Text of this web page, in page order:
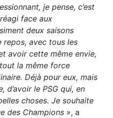
je pense, c’est
face aux
deux saisons
repos, avec tous les
avoir cette même envie,
la même force
Déjà pour eux, mais
d’avoir le PSG qui, en
choses. Je souhaite
des Champions », a